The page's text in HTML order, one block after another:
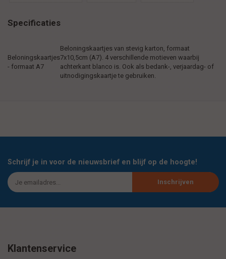
Specificaties
Beloningskaartjes
- formaat A7
Beloningskaartjes van stevig karton, formaat
7x10,5cm (A7). 4 verschillende motieven waarbij
achterkant blanco is. Ook als bedank-, verjaardag- of
uitnodigingskaartje te gebruiken.
Schrijf je in voor de nieuwsbrief en blijf op de hoogte!
Inschrijven
Klantenservice